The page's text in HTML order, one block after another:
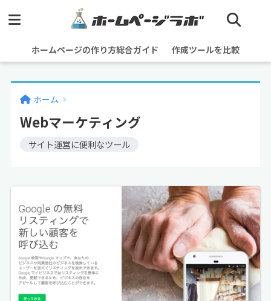
ホームページの作り方総合ガイド 作成ツールを比較
ホーム
Webマーケティング
サイト運営に便利なツール